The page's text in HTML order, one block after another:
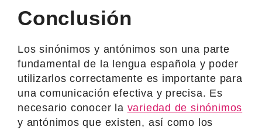
Conclusión
Los sinónimos y antónimos son una parte
fundamental de la lengua española y poder
utilizarlos correctamente es importante para
una comunicación efectiva y precisa. Es
necesario conocer la variedad de sinónimos
y antónimos que existen, así como los